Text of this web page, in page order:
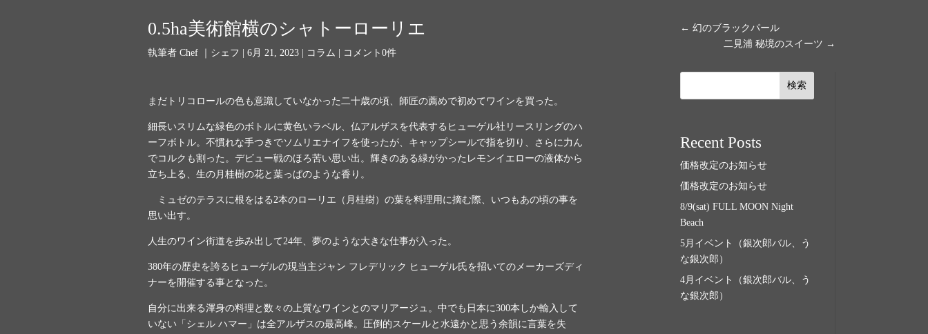
0.5ha美術館横のシャトーローリエ
執筆者 Chef ｜シェフ | 6月 21, 2023| コラム | コメント0件
まだトリコロールの色も意識していなかった二十歳の頃、師匠の薦めで初めてワインを買った。
細長いスリムな緑色のボトルに黄色いラベル、仏アルザスを代表するヒューゲル社リースリングのハ
ーフボトル。不慣れな手つきでソムリエナイフを使ったが、キャップシールで指を切り、さらに力ん
でコルクも割った。デビュー戦のほろ苦い思い出。輝きのある緑がかったレモンイエローの液体から
立ち上る、生の月桂樹の花と葉っぱのような香り。
ミュゼのテラスに根をはる2本のローリエ（月桂樹）の葉を料理用に摘む際、いつもあの頃の事を
思い出す。
人生のワイン街道を歩み出して24年、夢のような大きな仕事が入った。
380年の歴史を誇るヒューゲルの現当主ジャン フレデリック ヒューゲル氏を招いてのメーカーズディ
ナーを開催する事となった。
自分に出来る渾身の料理と数々の上質なワインとのマリアージュ。中でも日本に300本しか輸入して
いない「シェル ハマー」は全アルザスの最高峰。圧倒的スケールと水遠かと思う余韻に言葉を失
←幻のブラックパール
二見浦 秘境のスイーツ →
検索
Recent Posts
価格改定のお知らせ
価格改定のお知らせ
8/9(sat) FULL MOON Night
Beach
5月イベント（銀次郎バル、う
な銀次郎）
4月イベント（銀次郎バル、う
な銀次郎）